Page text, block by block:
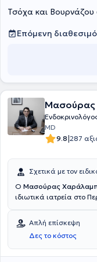
παρακολουθήσει
Ανθρώπινη
εξειδίκευση στο
Τσόχα και
Επόμενη
Μασούρας
MD
9.8|287
Σχετικά με τον
Ο Μασούρας
ιδιωτικά ιατρεία στο
Πανεπιστημίου Αθηνών
Παθολογική Κλινική
Αθηνών "Αττικόν" και
Παθολογική Κλινική
Απλή επίσκεψη
Δες το κόστος